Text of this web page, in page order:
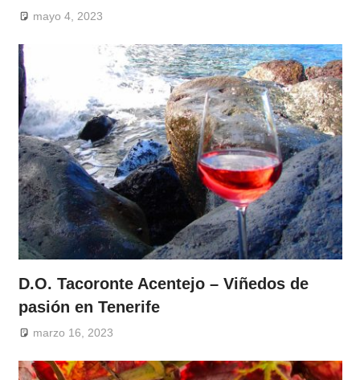
mayo 4, 2023
D.O. Tacoronte Acentejo – Viñedos de
pasión en Tenerife
marzo 16, 2023